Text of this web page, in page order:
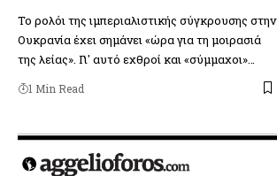
Το ρολόι της ιμπεριαλιστικής σύγκρουσης στην
Ουκρανία έχει σημάνει «ώρα για τη μοιρασιά
της λείας». Γι' αυτό εχθροί και «σύμμαχοι»…
1 Min Read